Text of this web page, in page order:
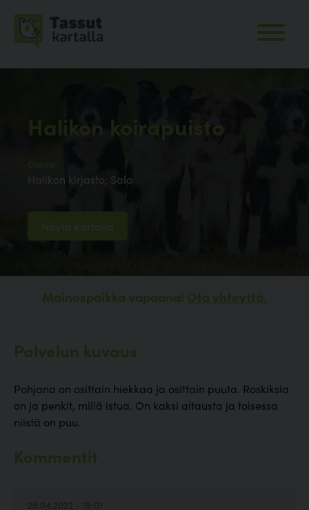
Halikon koirapuisto
Halikon kirjasto, Salo
Näytä kartalla
Mainospaikka vapaana! Ota yhteyttä.
Palvelun kuvaus
Pohjana on osittain hiekkaa ja osittain puuta. Roskiksia
on ja penkit, millä istua. On kaksi aitausta ja toisessa
niistä on puu.
Kommentit